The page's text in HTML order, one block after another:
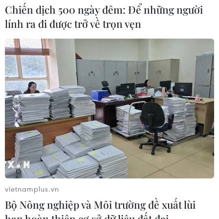
Xem thêm
CƠ QUAN CHỦ QUẢN: THÔNG TẤN XÃ VIỆT NAM
Tổng Biên tập: TRẦN TIẾN DUẨN
Phó Tổng Biên tập: NGUYỄN THỊ TÁM, KHÚC THANH
THỦY
Sở hữu trí tuệ
Quy định sử dụng
RSS
Ngôn ngữ
TTXVN
Chiến dịch 500 ngày đêm: Để những người
lính ra đi được trở về trọn vẹn
vietnamplus.vn
Bộ Nông nghiệp và Môi trường đề xuất lùi